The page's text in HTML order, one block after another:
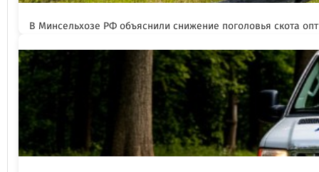
В Минсельхозе РФ объяснили снижение поголовья скота